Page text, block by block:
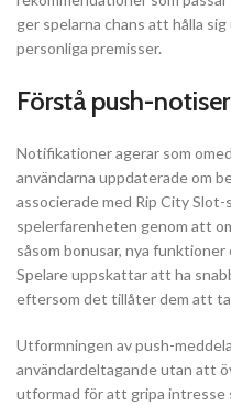
ger spelarna chans att hålla
personliga premisser.
Förstå push-notiser
Notifikationer agerar som
användarna uppdaterade om
associerade med Rip City
spelerfarenheten genom att
såsom bonusar, nya
Spelare uppskattar att ha
eftersom det tillåter dem att
Utformningen av push-
användardeltagande utan att
utformad för att gripa